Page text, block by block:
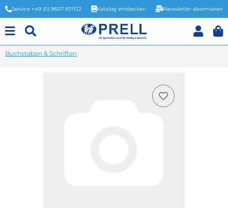
Service +49 (0) 9607 921122 Katalog entdecken Newsletter abonnieren
Buchstaben & Schriften